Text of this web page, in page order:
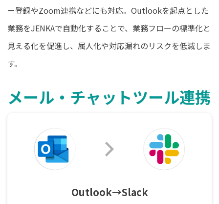
ー登録やZoom連携などにも対応。Outlookを起点とした
業務をJENKAで自動化することで、業務フローの標準化と
見える化を促進し、属人化や対応漏れのリスクを低減しま
す。
メール・チャットツール連携
Outlook→Slack